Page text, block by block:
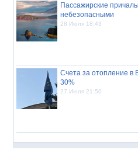
Пассажирские
небезопасными
28 Июля 18:43
Счета за отопление в
30%
27 Июля 21:50